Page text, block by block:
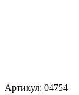
Артикул: 04754